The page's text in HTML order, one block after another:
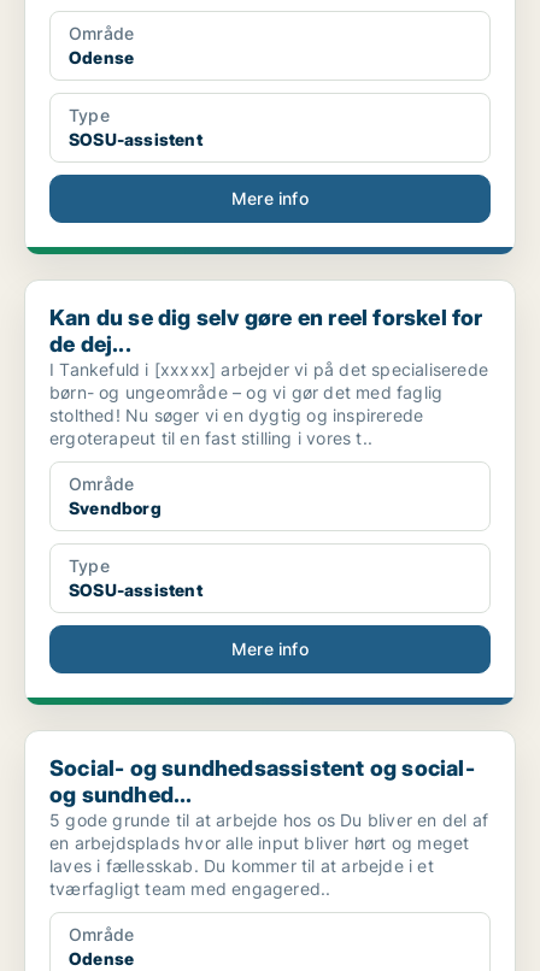
Område
Odense
Type
SOSU-assistent
Mere info
Kan du se dig selv gøre en reel forskel for de dej...
Kan du se dig selv gøre en reel forskel for
de dej...
I Tankefuld i [xxxxx] arbejder vi på det specialiserede
børn- og ungeområde – og vi gør det med faglig
stolthed! Nu søger vi en dygtig og inspirerede
ergoterapeut til en fast stilling i vores t..
Område
Svendborg
Type
SOSU-assistent
Mere info
Social- og sundhedsassistent og social- og sundhed...
Social- og sundhedsassistent og social-
og sundhed...
5 gode grunde til at arbejde hos os Du bliver en del af
en arbejdsplads hvor alle input bliver hørt og meget
laves i fællesskab. Du kommer til at arbejde i et
tværfagligt team med engagered..
Område
Odense